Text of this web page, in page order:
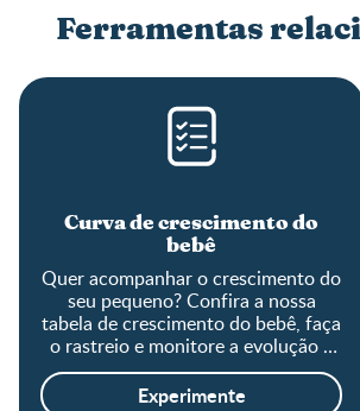
Ferramentas
Curva de crescimento do
bebê
Quer acompanhar o crescimento do
seu pequeno? Confira a nossa
tabela de crescimento do bebê, faça
o rastreio e monitore a evolução o
tamanho do baby!
Experimente